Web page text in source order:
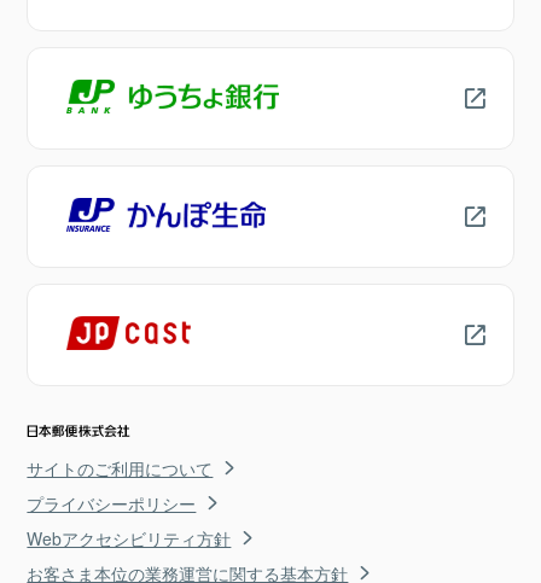
サイトのご利用について
プライバシーポリシー
Webアクセシビリティ方針
お客さま本位の業務運営に関する基本方針